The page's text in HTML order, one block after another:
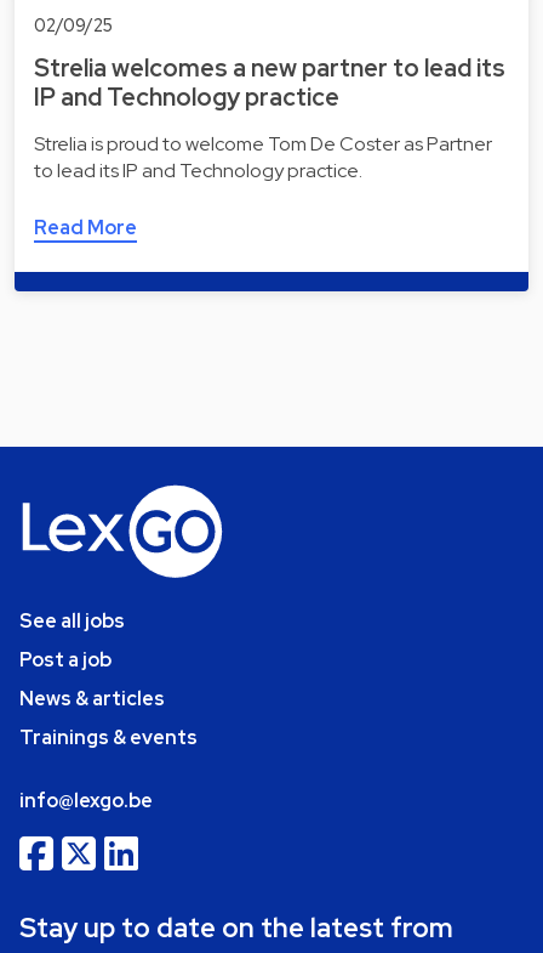
02/09/25
Strelia welcomes a new partner to lead its
IP and Technology practice
Strelia is proud to welcome Tom De Coster as Partner
to lead its IP and Technology practice.
Read More
See all jobs
Post a job
News & articles
Trainings & events
info@lexgo.be
Stay up to date on the latest from